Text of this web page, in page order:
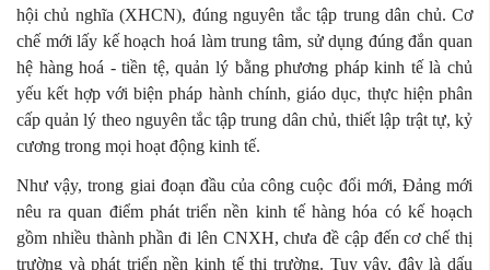
hội chủ nghĩa (XHCN), đúng nguyên tắc tập trung dân chủ. Cơ
chế mới lấy kế hoạch hoá làm trung tâm, sử dụng đúng đắn quan
hệ hàng hoá - tiền tệ, quản lý bằng phương pháp kinh tế là chủ
yếu kết hợp với biện pháp hành chính, giáo dục, thực hiện phân
cấp quản lý theo nguyên tắc tập trung dân chủ, thiết lập trật tự, kỷ
cương trong mọi hoạt động kinh tế.
Như vậy, trong giai đoạn đầu của công cuộc đổi mới, Đảng mới
nêu ra quan điểm phát triển nền kinh tế hàng hóa có kế hoạch
gồm nhiều thành phần đi lên CNXH, chưa đề cập đến cơ chế thị
trường và phát triển nền kinh tế thị trường. Tuy vậy, đây là dấu